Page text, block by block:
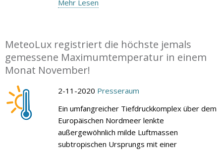
Mehr Lesen
MeteoLux registriert die höchste jemals
gemessene Maximumtemperatur in einem
Monat November!
2-11-2020 Presseraum
Ein umfangreicher Tiefdruckkomplex über dem
Europäischen Nordmeer lenkte
außergewöhnlich milde Luftmassen
subtropischen Ursprungs mit einer